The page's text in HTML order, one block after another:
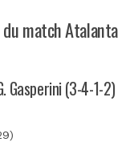
match Atalanta
Gasperini (3-4-1-2)